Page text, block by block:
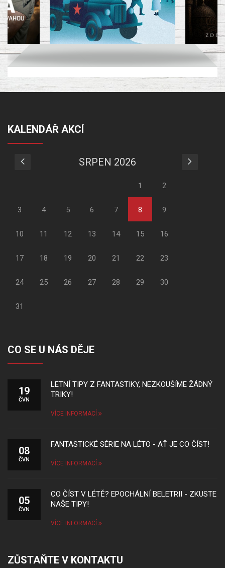
KALENDÁŘ AKCÍ
SRPEN 2026
1 2
3 4 5 6 7 8 9
10 11 12 13 14 15 16
17 18 19 20 21 22 23
24 25 26 27 28 29 30
31
CO SE U NÁS DĚJE
19
ČVN
LETNÍ TIPY Z FANTASTIKY, NEZKOUŠÍME ŽÁDNÝ
TRIKY!
VÍCE INFORMACÍ
08
ČVN
FANTASTICKÉ SÉRIE NA LÉTO - AŤ JE CO ČÍST!
VÍCE INFORMACÍ
05
ČVN
CO ČÍST V LÉTĚ? EPOCHÁLNÍ BELETRII - ZKUSTE
NAŠE TIPY!
VÍCE INFORMACÍ
ZŮSTAŇTE V KONTAKTU